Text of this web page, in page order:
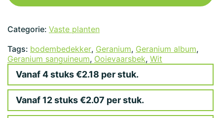
Categorie: Vaste planten
Tags: bodembedekker, Geranium, Geranium album,
Geranium sanguineum, Ooievaarsbek, Wit
Vanaf 4 stuks €2.18 per stuk.
Vanaf 12 stuks €2.07 per stuk.